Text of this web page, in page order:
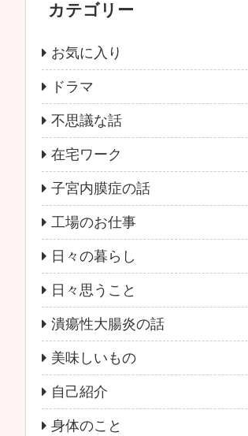
カテゴリー
お気に入り
ドラマ
不思議な話
在宅ワーク
子宮内膜症の話
工場のお仕事
日々の暮らし
日々思うこと
潰瘍性大腸炎の話
美味しいもの
自己紹介
身体のこと